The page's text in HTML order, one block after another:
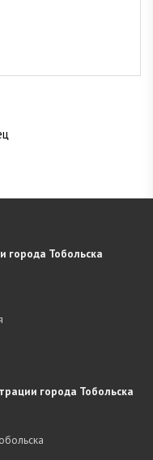
города Тобольска
города Тобольска